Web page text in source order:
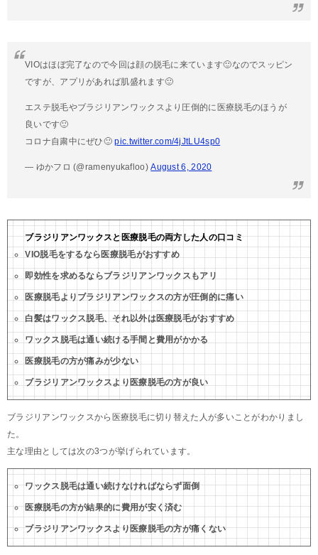
VIOはほぼ完了なので今回は顔の脱毛に来ています🙂なのでスッピン
ですが、アプリがあれば肌盛れます🙂
エステ脱毛やブラジリアンワックスより圧倒的に医療脱毛のほうが
良いです🙂
コロナ自粛中にぜひ🙂pic.twitter.com/4jJtLU4sp0
— ゆかフロ (@ramenyukafloo)August 6, 2020
ブラジリアンワックスと医療脱毛の両方した人の口コミ
VIO脱毛をするなら医療脱毛がおすすめ
即効性を求めるならブラジリアンワックスもアリ
医療脱毛よりブラジリアンワックスの方が圧倒的に痛い
白髪はワックス脱毛、それ以外は医療脱毛がおすすめ
ワックス脱毛は通い続ける手間と費用がかかる
医療脱毛の方が痛みが少ない
ブラジリアンワックスより医療脱毛の方が良い
ブラジリアンワックスから医療脱毛に切り替えた人が多いことがわかりまし
た。
主な理由としては次の3つが挙げられています。
ワックス脱毛は通い続けなければならず面倒
医療脱毛の方が結果的に費用が安く済む
ブラジリアンワックスより医療脱毛の方が痛くない